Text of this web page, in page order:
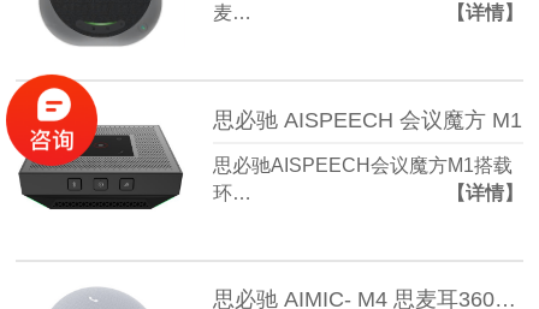
麦…
【详情】
思必驰 AISPEECH 会议魔方 M1
思必驰AISPEECH会议魔方M1搭载
环…
【详情】
思必驰 AIMIC- M4 思麦耳360度视频会议麦克风音箱